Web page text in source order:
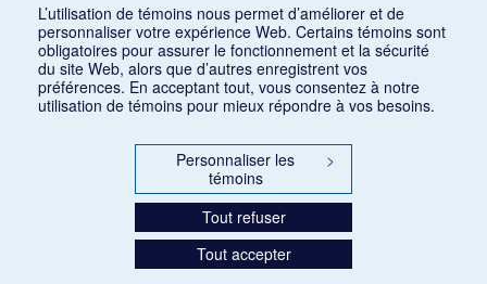
L’utilisation de témoins nous permet d’améliorer et de
personnaliser votre expérience Web. Certains témoins sont
obligatoires pour assurer le fonctionnement et la sécurité
du site Web, alors que d’autres enregistrent vos
préférences. En acceptant tout, vous consentez à notre
utilisation de témoins pour mieux répondre à vos besoins.
Personnaliser les
témoins
>
Tout refuser
Tout accepter